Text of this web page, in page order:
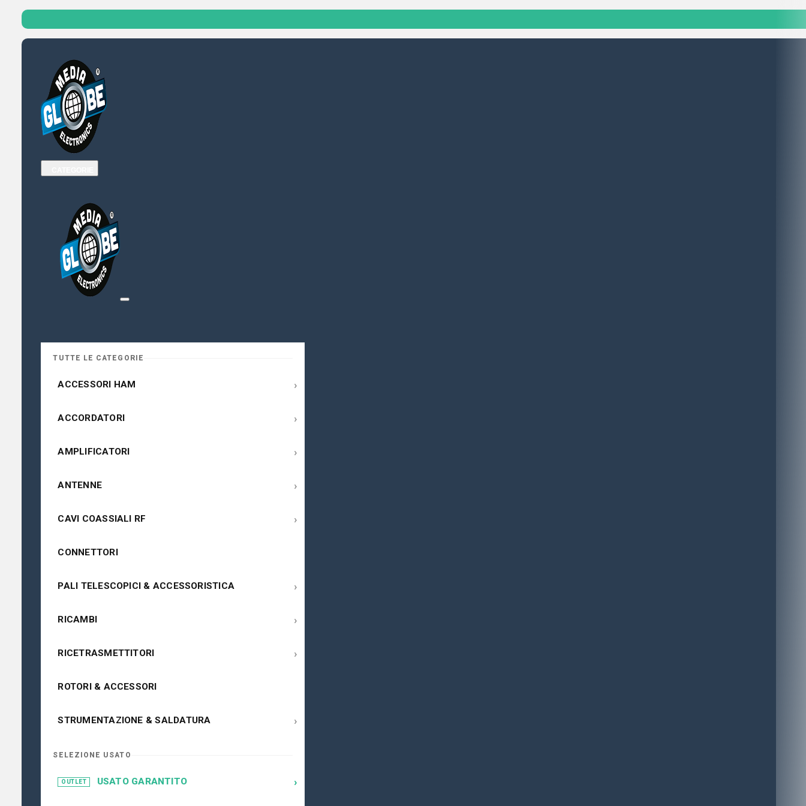
TUTTE LE CATEGORIE
ACCESSORI HAM ›
ACCORDATORI ›
AMPLIFICATORI ›
ANTENNE ›
CAVI COASSIALI RF ›
CONNETTORI
PALI TELESCOPICI & ACCESSORISTICA ›
RICAMBI ›
RICETRASMETTITORI ›
ROTORI & ACCESSORI
STRUMENTAZIONE & SALDATURA ›
SELEZIONE USATO
OUTLET USATO GARANTITO ›